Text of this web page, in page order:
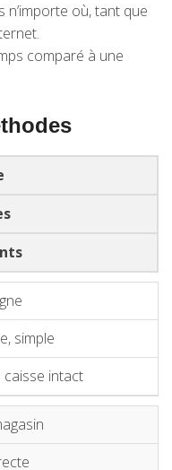
n’importe où, tant que
comparé à une
simple
intact